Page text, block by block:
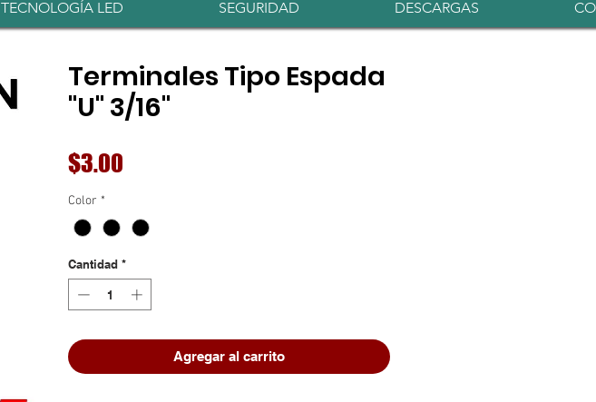
Iniciar sesión
TECNOLOGÍA LED SEGURIDAD DESCARGAS
Terminales Tipo Espada
"U" 3/16"
$3.00
Color *
Cantidad *
Agregar al carrito